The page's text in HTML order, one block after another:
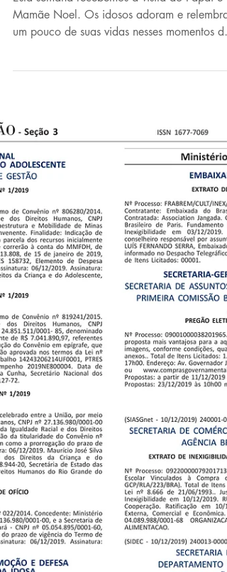
Visita do Papai e Mamãe
Esta semana recebemos a visita do Papai e
Mamãe Noel. Os idosos adoram e
um pouco de suas vidas nesses momentos de
emoção. O...